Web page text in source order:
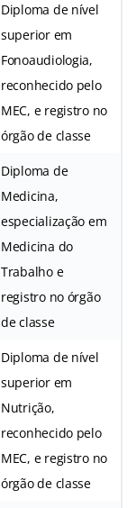
Diploma de nível
superior em
Fonoaudiologia,
reconhecido pelo
MEC, e registro no
órgão de classe
Diploma de
Medicina,
especialização em
Medicina do
Trabalho e
registro no órgão
de classe
Diploma de nível
superior em
Nutrição,
reconhecido pelo
MEC, e registro no
órgão de classe